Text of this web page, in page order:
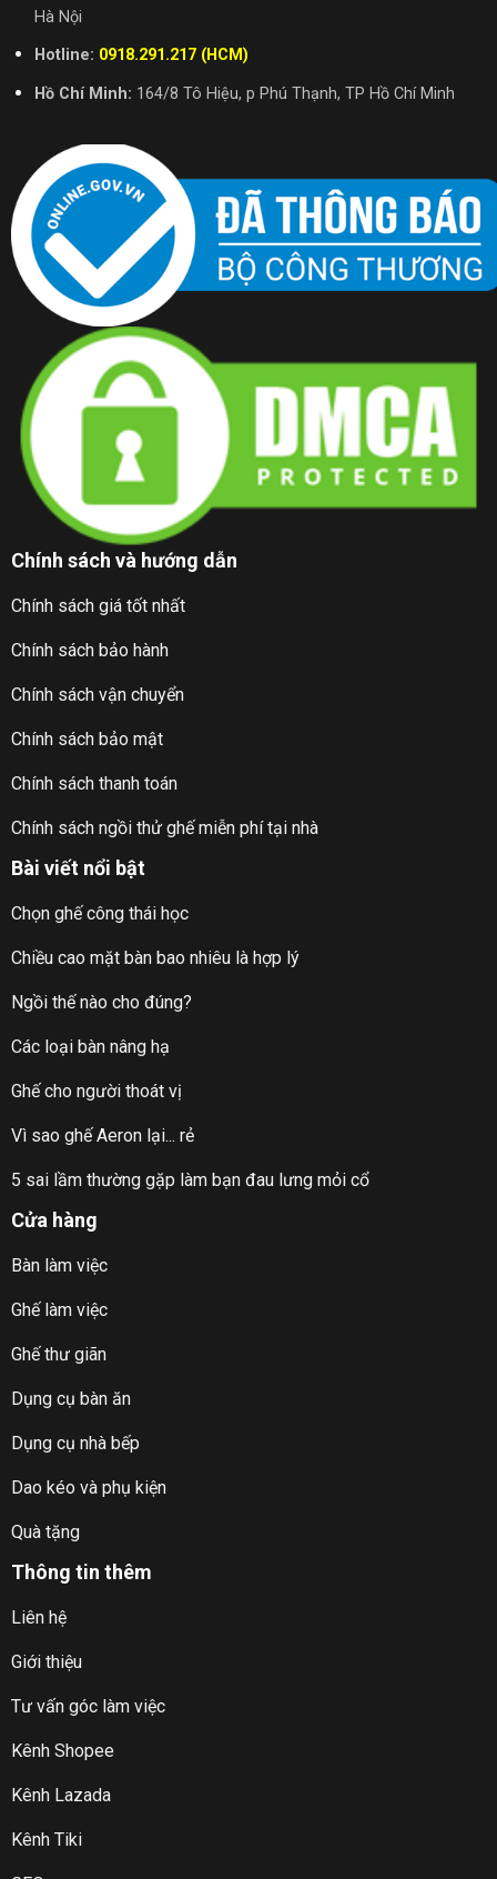
Hà Nội
Hotline: 0918.291.217 (HCM)
Hồ Chí Minh: 164/8 Tô Hiệu, p Phú Thạnh, TP Hồ Chí Minh
Chính sách và hướng dẫn
Chính sách giá tốt nhất
Chính sách bảo hành
Chính sách vận chuyển
Chính sách bảo mật
Chính sách thanh toán
Chính sách ngồi thử ghế miễn phí tại nhà
Bài viết nổi bật
Chọn ghế công thái học
Chiều cao mặt bàn bao nhiêu là hợp lý
Ngồi thế nào cho đúng?
Các loại bàn nâng hạ
Ghế cho người thoát vị
Vì sao ghế Aeron lại... rẻ
5 sai lầm thường gặp làm bạn đau lưng mỏi cổ
Cửa hàng
Bàn làm việc
Ghế làm việc
Ghế thư giãn
Dụng cụ bàn ăn
Dụng cụ nhà bếp
Dao kéo và phụ kiện
Quà tặng
Thông tin thêm
Liên hệ
Giới thiệu
Tư vấn góc làm việc
Kênh Shopee
Kênh Lazada
Kênh Tiki